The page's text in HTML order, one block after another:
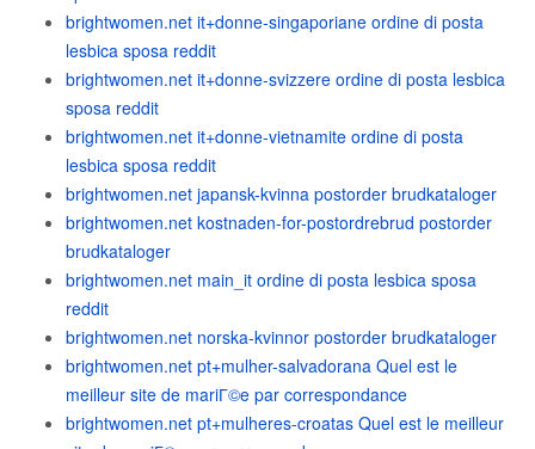
brightwomen.net it+donne-singaporiane ordine di posta
lesbica sposa reddit
brightwomen.net it+donne-svizzere ordine di posta lesbica
sposa reddit
brightwomen.net it+donne-vietnamite ordine di posta
lesbica sposa reddit
brightwomen.net japansk-kvinna postorder brudkataloger
brightwomen.net kostnaden-for-postordrebrud postorder
brudkataloger
brightwomen.net main_it ordine di posta lesbica sposa
reddit
brightwomen.net norska-kvinnor postorder brudkataloger
brightwomen.net pt+mulher-salvadorana Quel est le
meilleur site de mariГ©e par correspondance
brightwomen.net pt+mulheres-croatas Quel est le meilleur